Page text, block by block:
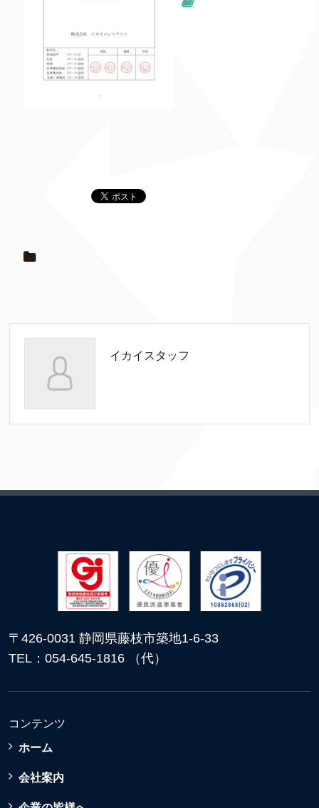
イカイスタッフ
〒426-0031 静岡県藤枝市築地1-6-33
TEL：054-645-1816 （代）
コンテンツ
ホーム
会社案内